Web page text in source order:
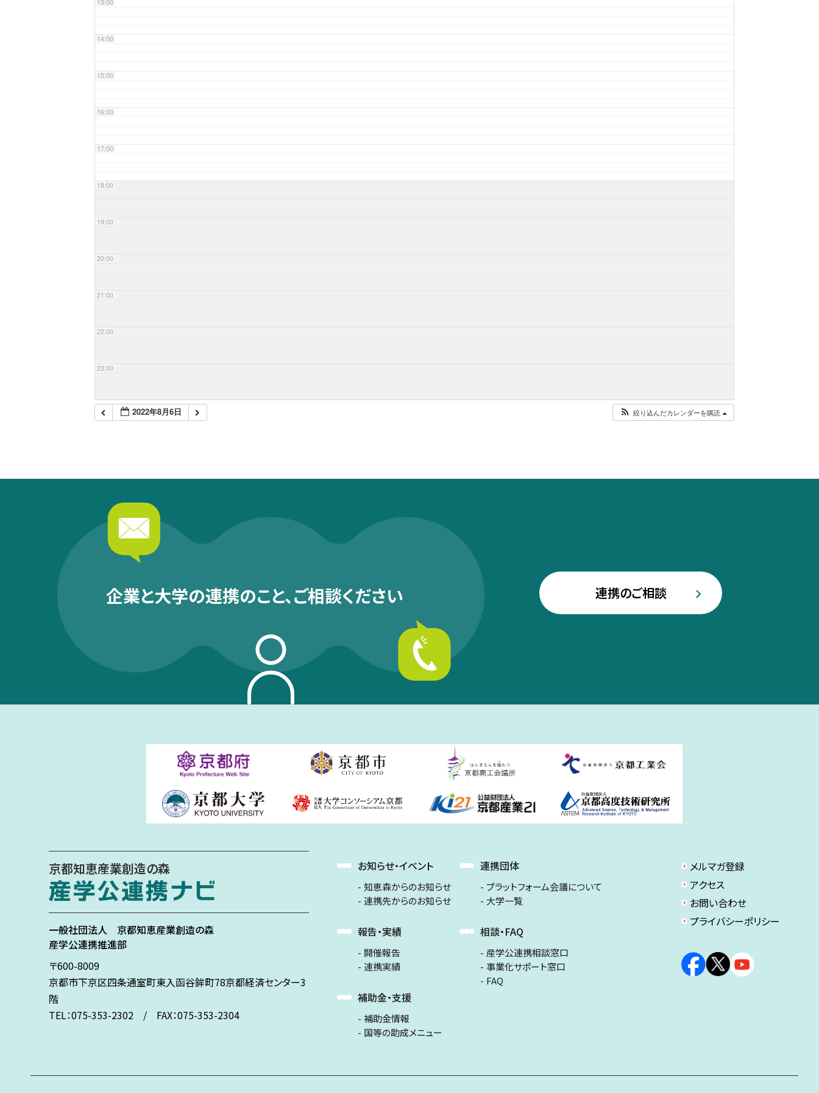
13:00
14:00
15:00
16:00
17:00
18:00
19:00
20:00
21:00
22:00
23:00
2022年8月6日 絞り込んだカレンダーを購読
企業と大学の連携のこと、ご相談ください 連携のご相談
京都知恵産業創造の森
一般社団法人 京都知恵産業創造の森
産学公連携推進部
〒600-8009
京都市下京区四条通室町東入函谷鉾町78京都経済センター3
階
TEL：075-353-2302 / FAX：075-353-2304
お知らせ・イベント
知恵森からのお知らせ
連携先からのお知らせ
報告・実績
開催報告
連携実績
補助金・支援
補助金情報
国等の助成メニュー
連携団体
プラットフォーム会議について
大学一覧
相談・FAQ
産学公連携相談窓口
事業化サポート窓口
FAQ
メルマガ登録
アクセス
お問い合わせ
プライバシーポリシー